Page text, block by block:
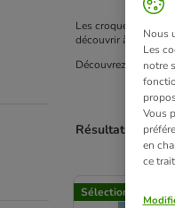
Les croquettes
découvrir à votre
Découvrez aussi
Résultats 1 à 48
Sélection zooplus
Nous
Les
notre
Vous
en
ce